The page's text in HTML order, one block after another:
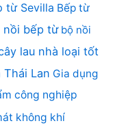
từ Sevilla Bếp từ
nồi bếp từ bộ nồi
lau nhà loại tốt
Thái Lan Gia dụng
công nghiệp
không khí